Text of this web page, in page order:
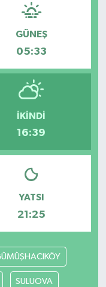
GÜNEŞ
05:33
İKINDI
16:39
YATSI
21:25
SULUOVA